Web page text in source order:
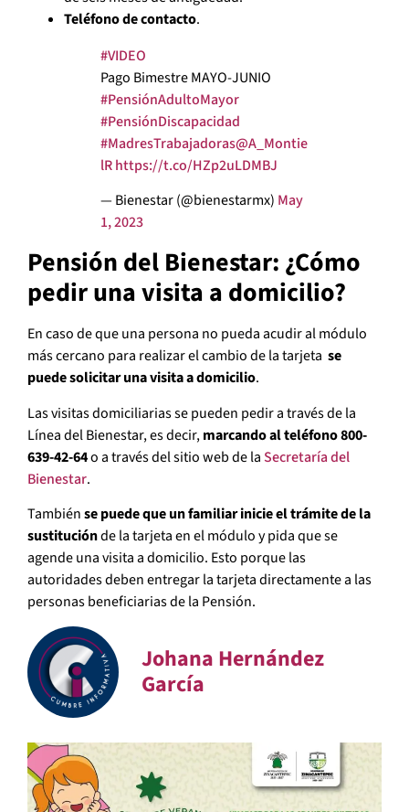
Teléfono de contacto.
#VIDEO
Pago Bimestre MAYO-JUNIO
#PensiónAdultoMayor
#PensiónDiscapacidad
#MadresTrabajadoras@A_Montie
lRhttps://t.co/HZp2uLDMBJ
— Bienestar (@bienestarmx) May
1, 2023
Pensión del Bienestar: ¿Cómo
pedir una visita a domicilio?
En caso de que una persona no pueda acudir al módulo
más cercano para realizar el cambio de la tarjeta se
puede solicitar una visita a domicilio.
Las visitas domiciliarias se pueden pedir a través de la
Línea del Bienestar, es decir,marcando al teléfono 800-
639-42-64o a través del sitio web de laSecretaría del
Bienestar.
Tambiénse puede que un familiar inicie el trámite de la
sustituciónde la tarjeta en el módulo y pida que se
agende una visita a domicilio. Esto porque las
autoridades deben entregar la tarjeta directamente a las
personas beneficiarias de la Pensión.
Johana Hernández
García